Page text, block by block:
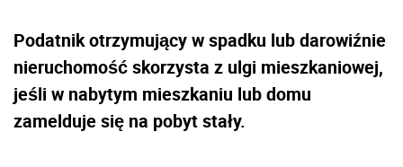
Podatnik otrzymujący w spadku lub darowiźnie
nieruchomość skorzysta z ulgi mieszkaniowej,
jeśli w nabytym mieszkaniu lub domu
zamelduje się na pobyt stały.